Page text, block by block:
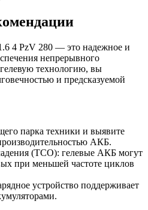
4 PzV 280 — это надежное и
непрерывного
технологию, вы
и предсказуемой
парка техники и выявите
АКБ.
(TCO): гелевые АКБ могут
при меньшей частоте циклов
устройство поддерживает